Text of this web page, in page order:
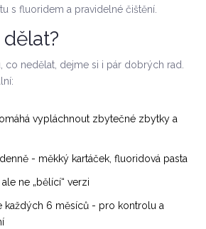
s fluoridem a pravidelné čištění.
co nedělat, dejme si i pár dobrých rad.
vypláchnout zbytečné zbytky a
- měkký kartáček, fluoridová pasta
ne „bělící“ verzi
každých 6 měsíců - pro kontrolu a